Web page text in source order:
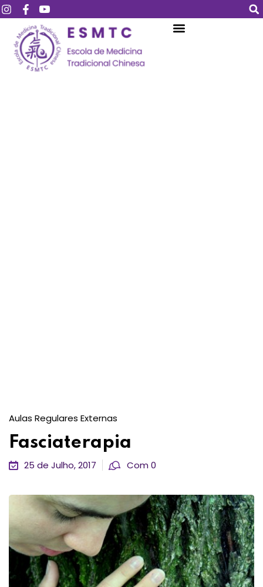
Aulas Regulares Externas
Fasciaterapia
25 de Julho, 2017 Com 0
Login Assinar
Login